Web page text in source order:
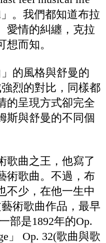
」。我們都知道布拉
愛情的糾纏，克拉
而知。
的風格與舒曼的
烈的對比，同樣都
的呈現方式卻完全
斯與舒曼的不同個
歌曲之王，他寫了
術歌曲。不過，布
不少，在他一生中
術歌曲作品，最早
部是1892年的Op.
」 Op. 32(歌曲與歌